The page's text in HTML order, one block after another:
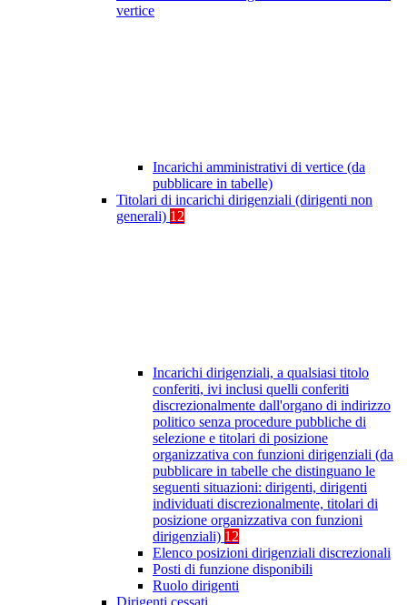
vertice
Incarichi amministrativi di vertice (da
pubblicare in tabelle)
Titolari di incarichi dirigenziali (dirigenti non
generali) 12
Incarichi dirigenziali, a qualsiasi titolo
conferiti, ivi inclusi quelli conferiti
discrezionalmente dall'organo di indirizzo
politico senza procedure pubbliche di
selezione e titolari di posizione
organizzativa con funzioni dirigenziali (da
pubblicare in tabelle che distinguano le
seguenti situazioni: dirigenti, dirigenti
individuati discrezionalmente, titolari di
posizione organizzativa con funzioni
dirigenziali) 12
Elenco posizioni dirigenziali discrezionali
Posti di funzione disponibili
Ruolo dirigenti